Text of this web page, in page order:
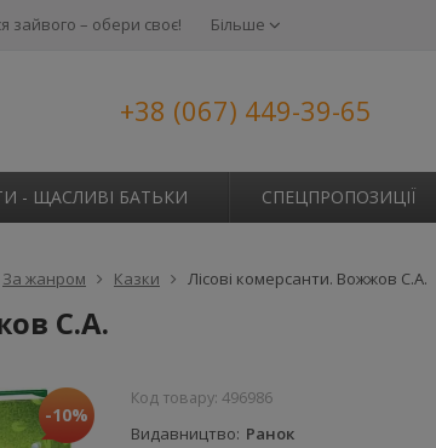
зайвого – обери своє! Більше
+38 (067) 449-39-65
- ЩАСЛИВІ БАТЬКИ СПЕЦПРОПОЗИЦІЇ
За жанром Казки Лісові комерсанти. Вожжов С.А.
С.А.
-10%
Код товару: 496986
Видавництво Ранок